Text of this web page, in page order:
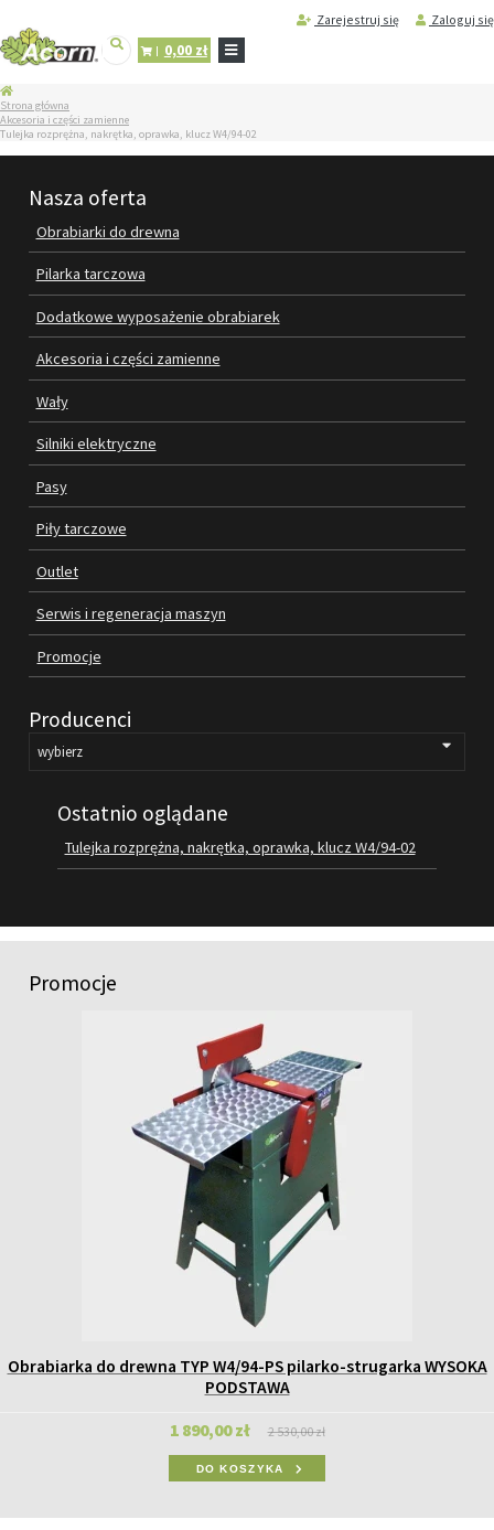
Zarejestruj się Zaloguj się
0,00 zł
STRONA
GŁÓWNA
SERWIS
MASZYN
PRODUKTY
OBRABIARKI DO DREWNA
PILARKA TARCZOWA
DODATKOWE WYPOSAŻENIE
AKCESORIA I CZĘŚCI ZAMIENNE
WAŁY
SILNIKI ELEKTRYCZNE
PASY
SERWIS I REGENERACJA MASZYN
REGULAMIN
KATALOGI
SILNIKI ELEKTRYCZNE
PASY KLINOWE
Strona główna
Akcesoria i części zamienne
Tulejka rozprężna, nakrętka, oprawka, klucz W4/94-02
Nasza oferta
Obrabiarki do drewna
Pilarka tarczowa
Dodatkowe wyposażenie obrabiarek
Akcesoria i części zamienne
Wały
Silniki elektryczne
Pasy
Piły tarczowe
Outlet
Serwis i regeneracja maszyn
Promocje
Producenci
Ostatnio oglądane
Tulejka rozprężna, nakrętka, oprawka, klucz W4/94-02
Promocje
Obrabiarka do drewna TYP W4/94-PS pilarko-strugarka WYSOKA
PODSTAWA
1 890,00 zł 2 530,00 zł
DO KOSZYKA